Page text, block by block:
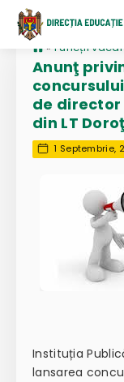
» Funcții
Anunţ
de
din LT
1 Septembrie,
Instituția
lansarea